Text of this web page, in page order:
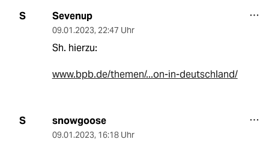
S Sevenup
09.01.2023, 22:47 Uhr
Sh. hierzu:
www.bpb.de/themen/...on-in-deutschland/
S snowgoose
09.01.2023, 16:18 Uhr